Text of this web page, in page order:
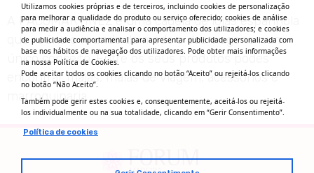
A PACOMARTINEZ é uma cadeia de lojas espanhola
que reúne o mundo da moda e das viagens num
único conceito. Entre os seus produtos podes
encontrar malas, malas de viagem, acessórios e
marroquinaria.
Utilizamos cookies próprias e de terceiros, incluindo cookies de personalização
para melhorar a qualidade do produto ou serviço oferecido; cookies de análise
para medir a audiência e analisar o comportamento dos utilizadores; e cookies
de publicidade comportamental para apresentar publicidade personalizada com
base nos hábitos de navegação dos utilizadores. Pode obter mais informações
na nossa Política de Cookies.
Pode aceitar todos os cookies clicando no botão “Aceito” ou rejeitá-los clicando
no botão “Não Aceito”.
Também pode gerir estes cookies e, consequentemente, aceitá-los ou rejeitá-
los individualmente ou na sua totalidade, clicando em “Gerir Consentimento”.
Política de cookies